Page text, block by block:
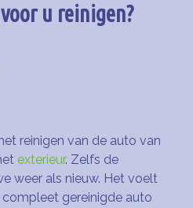
u reinigen?
reinigen van de auto van
exterieur. Zelfs de
weer als nieuw. Het voelt
compleet gereinigde auto